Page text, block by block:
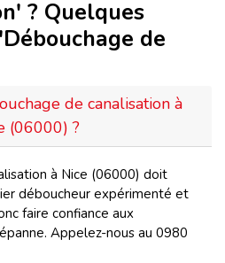
? Quelques
de
de canalisation à
(06000) ?
à Nice (06000) doit
déboucheur expérimenté et
faire confiance aux
Appelez-nous au 0980